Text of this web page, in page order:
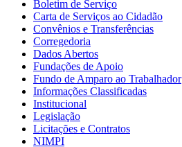
Boletim de Serviço
Carta de Serviços ao Cidadão
Convênios e Transferências
Corregedoria
Dados Abertos
Fundações de Apoio
Fundo de Amparo ao Trabalhador
Informações Classificadas
Institucional
Legislação
Licitações e Contratos
NIMPI